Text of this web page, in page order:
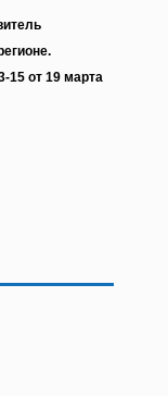
15 от 19 марта